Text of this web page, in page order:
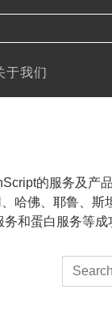
于我们
的服务及产
哈佛、耶鲁、斯
务和蛋白服务等